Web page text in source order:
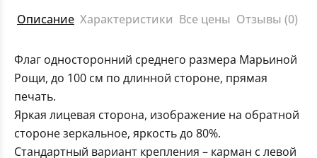
Описание Характеристики Все цены Отзывы (0)
Флаг односторонний среднего размера Марьиной
Рощи, до 100 см по длинной стороне, прямая
печать.
Яркая лицевая сторона, изображение на обратной
стороне зеркальное, яркость до 80%.
Стандартный вариант крепления – карман с левой